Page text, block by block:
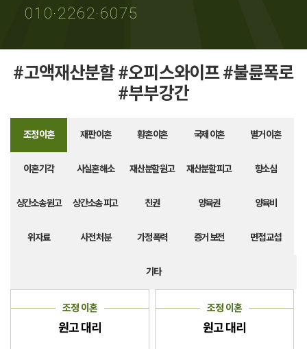
010·2262·6075
#고액재산분할 #오피스와이프 #불륜폭로
#부부강간
조정 이혼 재판 이혼 황혼 이혼 국제 이혼 별거 이혼
이혼 기각 사실혼 해소 재산분할 원고 재산분할 피고 항소심
상간소송 원고 상간소송 피고 친권 양육권 양육비
위자료 사전 처분 가정 폭력 증거 보전 면접 교섭
기타
조정 이혼
원고 대리
조정 이혼
원고 대리